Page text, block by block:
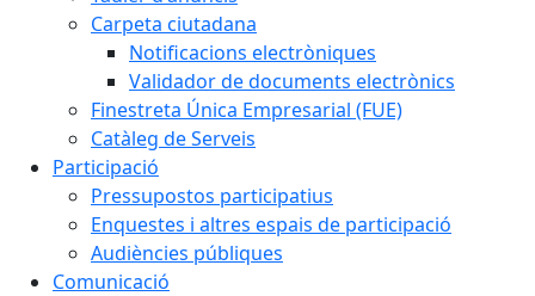
Carpeta ciutadana
Notificacions electròniques
Validador de documents electrònics
Finestreta Única Empresarial (FUE)
Catàleg de Serveis
Participació
Pressupostos participatius
Enquestes i altres espais de participació
Audiències públiques
Comunicació